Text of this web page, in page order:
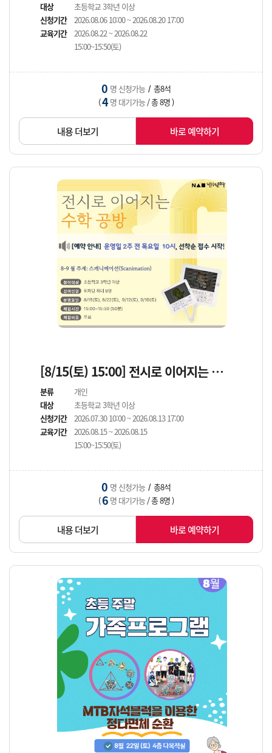
대상
초등학교 3학년 이상
신청기간
2026.08.06 10:00 ~ 2026.08.20 17:00
교육기간
2026.08.22 ~ 2026.08.22
15:00~15:50(토)
0 명 신청가능 / 총8석
(4 명 대기가능/ 총 8명 )
내용 더보기 바로 예약하기
[8/15(토) 15:00] 전시로 이어지는 수학 공방
분류
개인
대상
초등학교 3학년 이상
신청기간
2026.07.30 10:00 ~ 2026.08.13 17:00
교육기간
2026.08.15 ~ 2026.08.15
15:00~15:50(토)
0 명 신청가능 / 총8석
(6 명 대기가능/ 총 8명 )
내용 더보기 바로 예약하기